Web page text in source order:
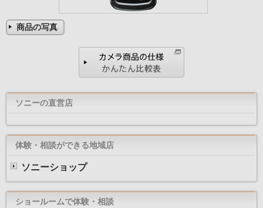
商品の写真
ソニーの直営店
体験・相談ができる地域店
ソニーショップ
ショールームで体験・相談